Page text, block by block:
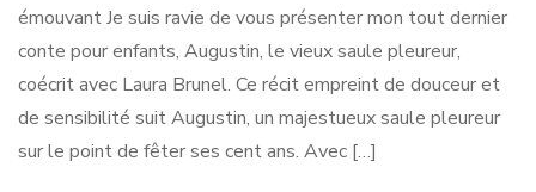
émouvant Je suis ravie de vous présenter mon tout dernier
conte pour enfants, Augustin, le vieux saule pleureur,
coécrit avec Laura Brunel. Ce récit empreint de douceur et
de sensibilité suit Augustin, un majestueux saule pleureur
sur le point de fêter ses cent ans. Avec […]